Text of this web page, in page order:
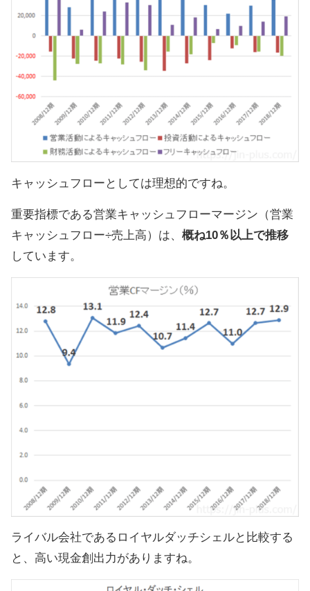
キャッシュフローとしては理想的ですね。
重要指標である営業キャッシュフローマージン（営業
キャッシュフロー÷売上高）は、 概ね10％以上で推移
しています。
ライバル会社であるロイヤルダッチシェルと比較する
と、高い現金創出力がありますね。